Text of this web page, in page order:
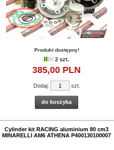
Produkt dostępny!
2 szt.
385,00 PLN
Dodaj: szt.
do koszyka
Cylinder kit RACING aluminium 80 cm3
MINARELLI AM6 ATHENA P400130100007